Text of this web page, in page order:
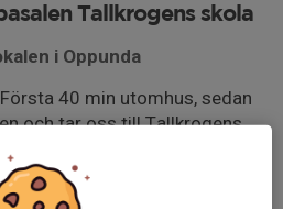
Tallkrogens skola
i Oppunda
40 min utomhus, sedan
och tar oss till Tallkrogens